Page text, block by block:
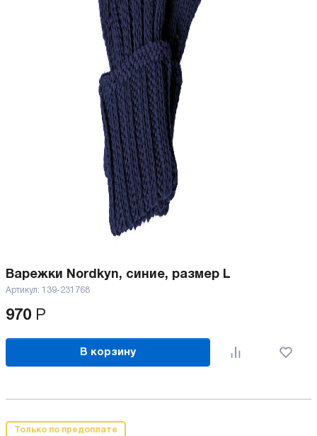
Варежки Nordkyn, синие, размер L
Артикул: 139-231768
970 Р
В корзину
Только по предоплате